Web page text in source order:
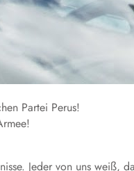
Partei Perus!
Jeder von uns weiß,